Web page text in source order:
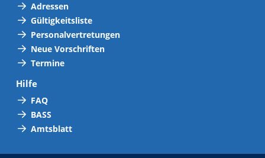
Adressen
Gültigkeitsliste
Personalvertretungen
Neue Vorschriften
Termine
Hilfe
FAQ
BASS
Amtsblatt